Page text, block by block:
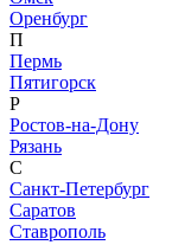
Оренбург
П
Пермь
Пятигорск
Р
Ростов-на-Дону
Рязань
С
Санкт-Петербург
Саратов
Ставрополь